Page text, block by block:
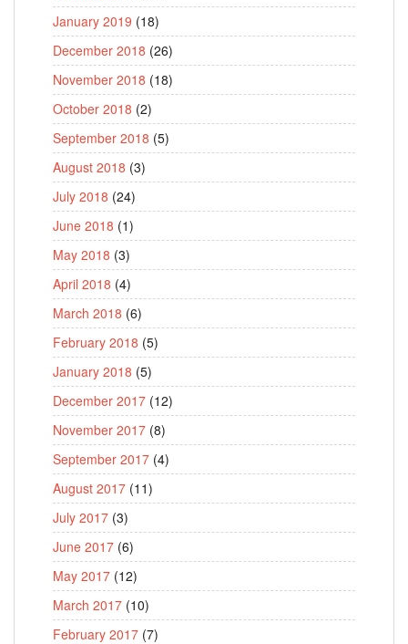
January 2019 (18)
December 2018 (26)
November 2018 (18)
October 2018 (2)
September 2018 (5)
August 2018 (3)
July 2018 (24)
June 2018 (1)
May 2018 (3)
April 2018 (4)
March 2018 (6)
February 2018 (5)
January 2018 (5)
December 2017 (12)
November 2017 (8)
September 2017 (4)
August 2017 (11)
July 2017 (3)
June 2017 (6)
May 2017 (12)
March 2017 (10)
February 2017 (7)